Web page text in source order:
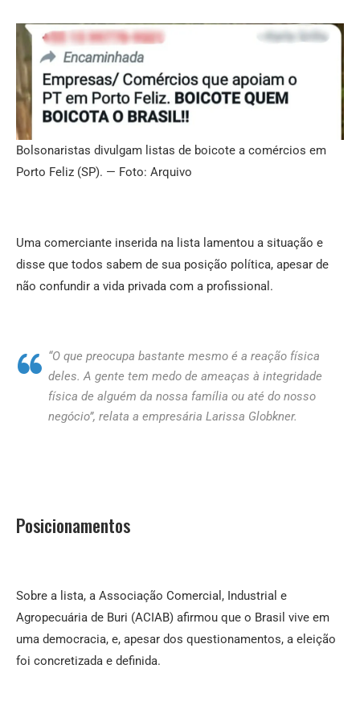
Bolsonaristas divulgam listas de boicote a comércios em
Porto Feliz (SP). — Foto: Arquivo
Uma comerciante inserida na lista lamentou a situação e
disse que todos sabem de sua posição política, apesar de
não confundir a vida privada com a profissional.
“O que preocupa bastante mesmo é a reação física
deles. A gente tem medo de ameaças à integridade
física de alguém da nossa família ou até do nosso
negócio”, relata a empresária Larissa Globkner.
Posicionamentos
Sobre a lista, a Associação Comercial, Industrial e
Agropecuária de Buri (ACIAB) afirmou que o Brasil vive em
uma democracia, e, apesar dos questionamentos, a eleição
foi concretizada e definida.